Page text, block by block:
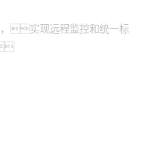
实现远程监控和统一标